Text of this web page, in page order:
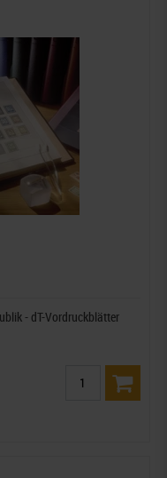
- dT-Vordruckblätter